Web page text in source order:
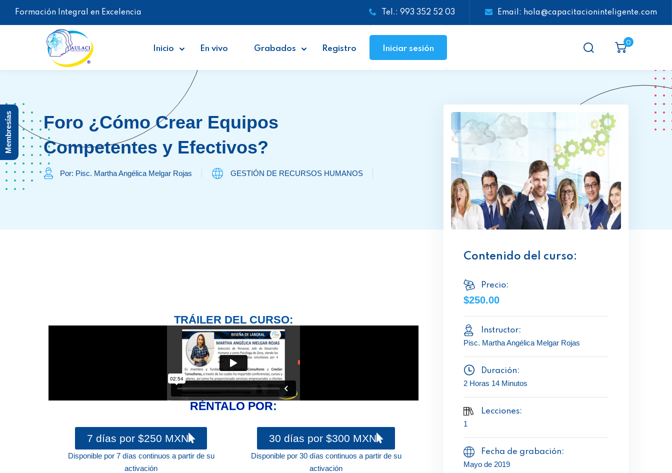
Formación Integral en Excelencia Tel.: 993 352 52 03 Email: hola@capacitacioninteligente.com
Inicio En vivo Grabados Registro Iniciar sesión
0
Foro ¿Cómo Crear Equipos
Competentes y Efectivos?
Por: Pisc. Martha Angélica Melgar Rojas GESTIÓN DE RECURSOS HUMANOS
TRÁILER DEL CURSO:
RÉNTALO POR:
7 días por $250 MXN
Disponible por 7 días continuos a partir de su
activación
30 días por $300 MXN
Disponible por 30 días continuos a partir de su
activación
Contenido del curso:
Precio:
$250.00
Instructor:
Pisc. Martha Angélica Melgar Rojas
Duración:
2 Horas 14 Minutos
Lecciones:
1
Fecha de grabación:
Mayo de 2019
Membresías